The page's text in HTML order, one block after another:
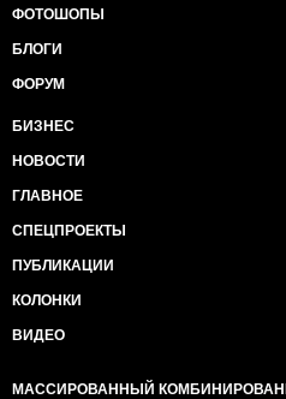
ФОТОШОПЫ
БЛОГИ
ФОРУМ
БИЗНЕС
НОВОСТИ
ГЛАВНОЕ
СПЕЦПРОЕКТЫ
ПУБЛИКАЦИИ
КОЛОНКИ
ВИДЕО
МАССИРОВАННЫЙ